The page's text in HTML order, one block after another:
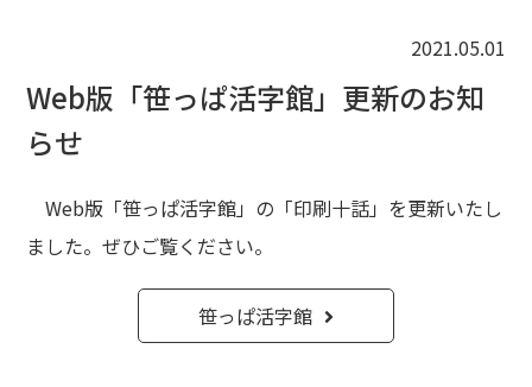
2021.05.01
Web版「笹っぱ活字館」更新のお知
らせ
Web版「笹っぱ活字館」の「印刷十話」を更新いたし
ました。ぜひご覧ください。
笹っぱ活字館